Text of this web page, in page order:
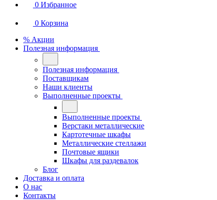
0 Избранное
0 Корзина
% Акции
Полезная информация
Полезная информация
Поставщикам
Наши клиенты
Выполненные проекты
Выполненные проекты
Верстаки металлические
Картотечные шкафы
Металлические стеллажи
Почтовые ящики
Шкафы для раздевалок
Блог
Доставка и оплата
О нас
Контакты